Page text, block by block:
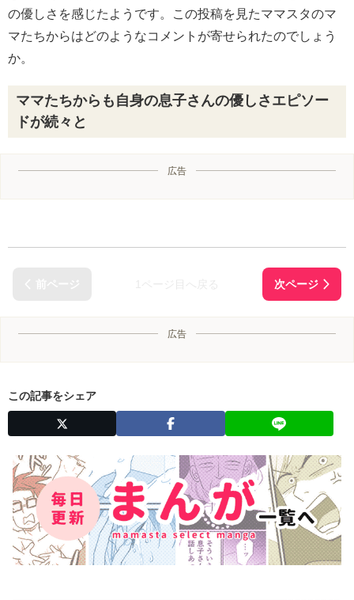
の優しさを感じたようです。この投稿を見たママスタのマ
マたちからはどのようなコメントが寄せられたのでしょう
か。
ママたちからも自身の息子さんの優しさエピソー
ドが続々と
広告
広告
この記事をシェア